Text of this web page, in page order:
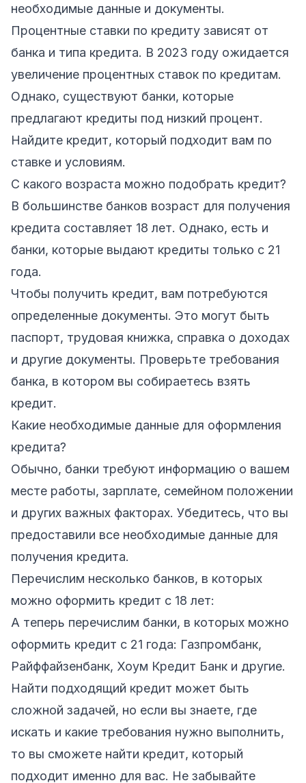
необходимые данные и документы.
Процентные ставки по кредиту зависят от
банка и типа кредита. В 2023 году ожидается
увеличение процентных ставок по кредитам.
Однако, существуют банки, которые
предлагают кредиты под низкий процент.
Найдите кредит, который подходит вам по
ставке и условиям.
С какого возраста можно подобрать кредит?
В большинстве банков возраст для получения
кредита составляет 18 лет. Однако, есть и
банки, которые выдают кредиты только с 21
года.
Чтобы получить кредит, вам потребуются
определенные документы. Это могут быть
паспорт, трудовая книжка, справка о доходах
и другие документы. Проверьте требования
банка, в котором вы собираетесь взять
кредит.
Какие необходимые данные для оформления
кредита?
Обычно, банки требуют информацию о вашем
месте работы, зарплате, семейном положении
и других важных факторах. Убедитесь, что вы
предоставили все необходимые данные для
получения кредита.
Перечислим несколько банков, в которых
можно оформить кредит с 18 лет:
А теперь перечислим банки, в которых можно
оформить кредит с 21 года: Газпромбанк,
Райффайзенбанк, Хоум Кредит Банк и другие.
Найти подходящий кредит может быть
сложной задачей, но если вы знаете, где
искать и какие требования нужно выполнить,
то вы сможете найти кредит, который
подходит именно для вас. Не забывайте